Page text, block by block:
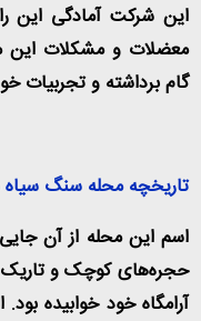
این شرکت آمادگی این
معضلات و مشکلات این
گام برداشته و تجربیات
تاریخچه محله سنگ سیاه
اسم این محله از آن
حجره‌های کوچک و تاریک
آرامگاه خود خوابیده